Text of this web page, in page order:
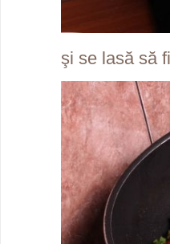
şi se lasă să